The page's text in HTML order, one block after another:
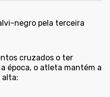
negro pela terceira
cruzados o ter
época, o atleta mantém a
alta: